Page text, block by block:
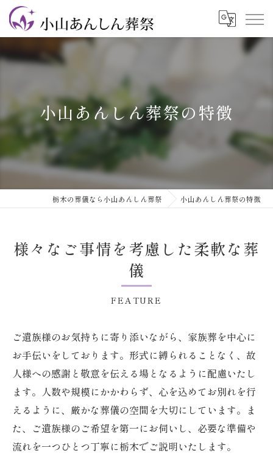
小山あんしん葬祭の特徴
栃木の葬儀なら小山あんしん葬祭 小山あんしん葬祭の特徴
様々なご事情を考慮した柔軟な葬
儀
FEATURE
ご遺族様のお気持ちに寄り添いながら、家族葬を中心に
お手伝いをしております。形式に縛られることなく、故
人様への感謝と敬意を伝える場となるように配慮いたし
ます。人数や規模にかかわらず、心を込めてお別れを行
えるように、厳かな葬儀の空間を大切にしています。ま
た、ご遺族様のご希望を第一にお伺いし、必要な準備や
流れを一つひとつ丁寧に栃木でご説明いたします。